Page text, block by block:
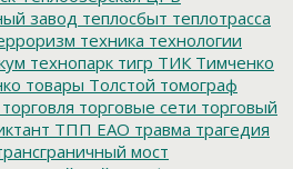
завод теплосбыт теплотрасса
техника технологии
технопарк тигр ТИК Тимченко
товары Толстой томограф
торговля торговые сети торговый
ТПП ЕАО травма трагедия
мост